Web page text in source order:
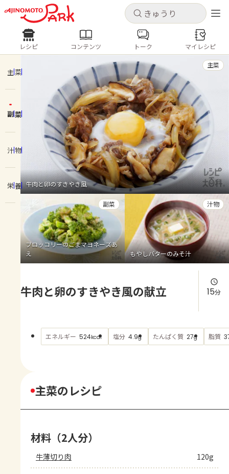
キャンセル
ログインするとレシピを保存できます
ログイン 新規登録
ホーム
コンテンツ
レシピ
トーク
よくあるお問い合わせ
お買い物
AJINOMOTO PARK とは
キャンセル
レシピ コンテンツ
人気の食材・レシピ
きゅうり なす トマト
とうもろこし
ピーマン
みょうが ゴーヤ
レシピ コンテンツ トーク マイレシピ
主菜
副菜
汁物
栄養 牛肉と卵のすきやき風
主菜
ブロッコリーのごまマヨネーズあ
え
副菜
もやしバターのみそ汁
汁物
牛肉と卵のすきやき風の献立 15分
エネルギー 524kcal 塩分 4.9g たんぱく質 27g 脂質
主菜のレシピ
材料（2人分）
牛薄切り肉 120g